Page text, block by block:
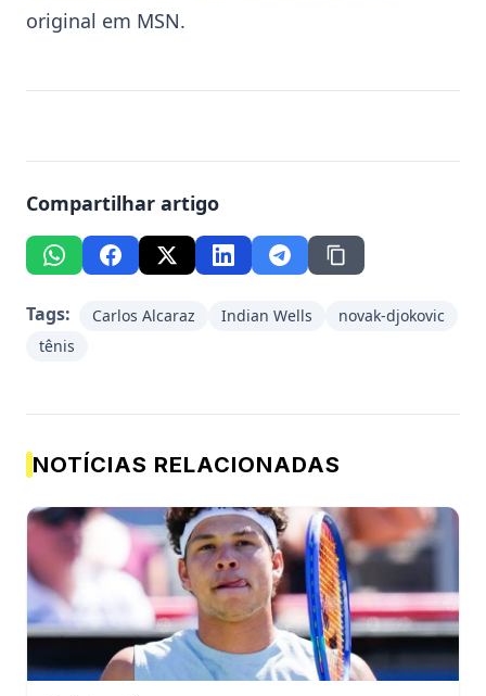
original em MSN.
Compartilhar artigo
Tags: Carlos Alcaraz Indian Wells
novak-djokovic
tênis
NOTÍCIAS RELACIONADAS